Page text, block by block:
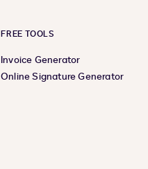
FREE TOOLS
Invoice Generator
Online Signature Generator